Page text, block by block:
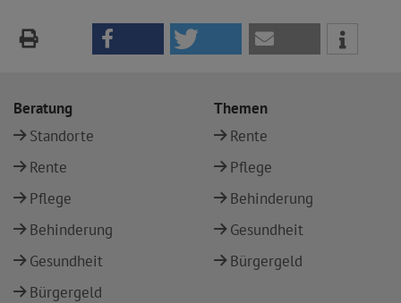
Beratung
Standorte
Rente
Pflege
Behinderung
Gesundheit
Bürgergeld
Themen
Rente
Pflege
Behinderung
Gesundheit
Bürgergeld